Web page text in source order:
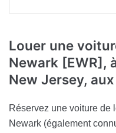
Louer une
Newark [EWR],
New Jersey,
Réservez une voiture de
Newark (également